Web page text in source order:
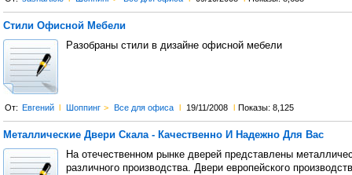
Стили Офисной Мебели
Разобраны стили в дизайне офисной мебели
От: Евгений l Шоппинг > Все для офиса l 19/11/2008 l Показы: 8,125
Металлические Двери Скала - Качественно И Надежно Для Вас
На отечественном рынке дверей представлены
различного производства. Двери европейского